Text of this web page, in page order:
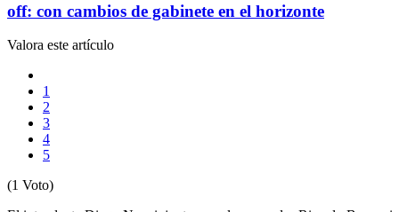
off: con cambios de gabinete en el horizonte
Valora este artículo
1
2
3
4
5
(1 Voto)